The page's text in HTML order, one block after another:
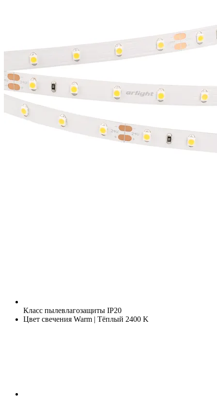
Класс пылевлагозащиты IP20
Цвет свечения Warm | Тёплый 2400 K